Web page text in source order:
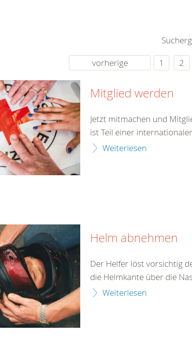
rund um die Uhr
vorherige
1 2
Mitglied werden
Jetzt mitmachen und
ist Teil einer
Weiterlesen
Helm abnehmen
Der Helfer löst vorsichtig
die Helmkante über die
Weiterlesen